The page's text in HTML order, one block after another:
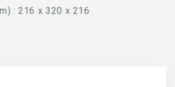
: 216 x 320 x 216